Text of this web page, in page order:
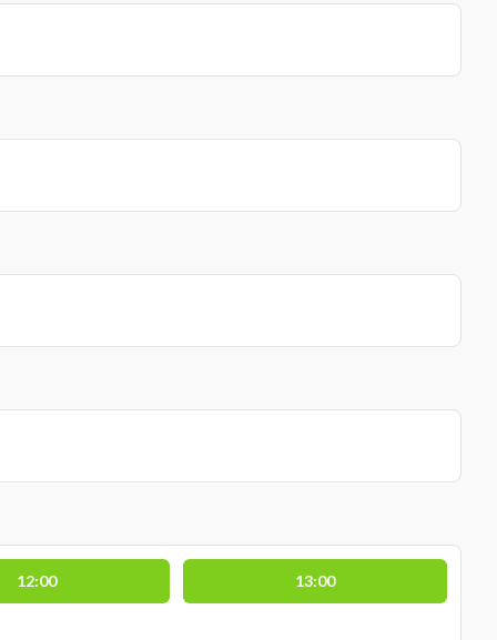
12:00 13:00